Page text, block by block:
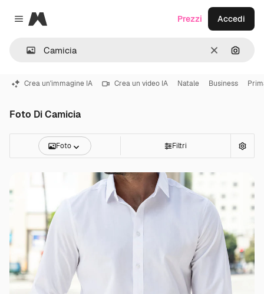
Close menu
Magnific
CancellaCerca
Prezzi Accedi
Crea un'immagine IA Crea un video IA Natale Business
Foto Di Camicia
Foto Filtri